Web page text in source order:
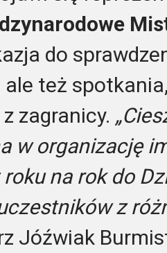
do
też
zagranicy.
w organizację
na rok do
z
Jóźwiak